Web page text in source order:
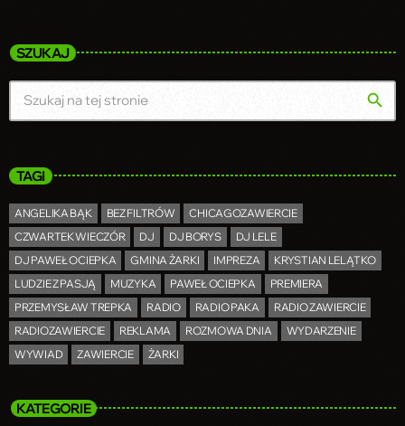
SZUKAJ
search
TAGI
ANGELIKA BĄK BEZ FILTRÓW
CHICAGOZAWIERCIE
CZWARTEK WIECZÓR
DJ DJ BORYS
DJ LELE
DJ PAWEŁ OCIEPKA
GMINA ŻARKI IMPREZA
KRYSTIAN LELĄTKO
LUDZIE Z PASJĄ
MUZYKA PAWEŁ OCIEPKA
PREMIERA
PRZEMYSŁAW TREPKA
RADIO RADIO PAKA
RADIO ZAWIERCIE
RADIOZAWIERCIE
REKLAMA ROZMOWA DNIA
WYDARZENIE
WYWIAD
ZAWIERCIE ŻARKI
KATEGORIE